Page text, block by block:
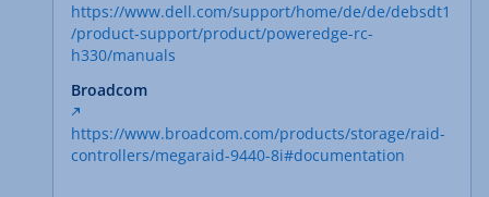
https://www.dell.com/support/home/de/de/debsdt1
/product-support/product/poweredge-rc-
h330/manuals
Broadcom
https://www.broadcom.com/products/storage/raid-
controllers/megaraid-9440-8i#documentation